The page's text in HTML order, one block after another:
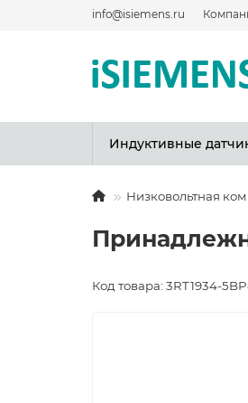
info@isiemens.ru
Индуктивные
Низковольтная
Код товара: 3RT1934-